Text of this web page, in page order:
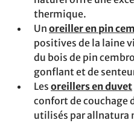
thermique.
Un oreiller en pin
positives de la laine
du bois de pin
gonflant et de
Les oreillers en duvet
confort de couchage
utilisés par allnatura